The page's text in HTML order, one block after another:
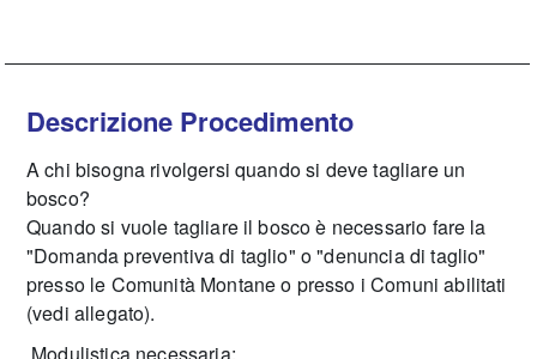
Descrizione Procedimento
A chi bisogna rivolgersi quando si deve tagliare un
bosco?
Quando si vuole tagliare il bosco è necessario fare la
"Domanda preventiva di taglio" o "denuncia di taglio"
presso le Comunità Montane o presso i Comuni abilitati
(vedi allegato).
Modulistica necessaria: